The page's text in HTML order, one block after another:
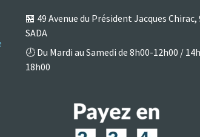
🏪 49 Avenue du Président Jacques Chirac,
SADA
🕗 Du Mardi au Samedi de 8h00-12h00 /
18h00